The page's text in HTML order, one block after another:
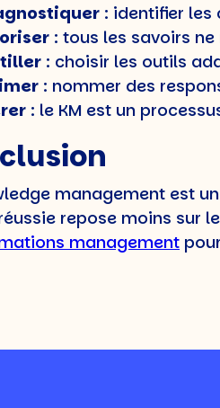
: identifier les
: tous les savoirs
: choisir les outils
: nommer des
: le KM est un
management est
repose moins sur
management